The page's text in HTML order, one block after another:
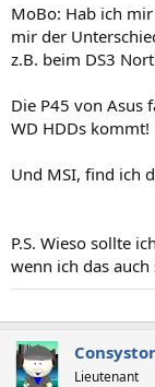
MoBo: Hab ich
mir der
z.B. beim DS3
Die P45 von Asus
WD HDDs
Und MSI, find ich
P.S. Wieso sollte
wenn ich das
Consystor
Lieutenant